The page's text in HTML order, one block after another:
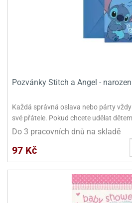
Pozvánky Stitch a Angel -
Každá správná oslava nebo párty
své přátele. Pokud chcete udělat
Do 3 pracovních dnů na skladě
97 Kč